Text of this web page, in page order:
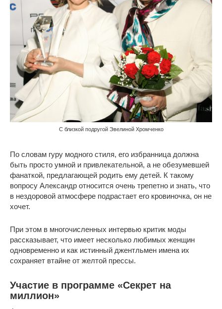
С близкой подругой Эвелиной Хромченко
По словам гуру модного стиля, его избранница должна
быть просто умной и привлекательной, а не обезумевшей
фанаткой, предлагающей родить ему детей. К такому
вопросу Александр относится очень трепетно и знать, что
в нездоровой атмосфере подрастает его кровиночка, он не
хочет.
При этом в многочисленных интервью критик моды
рассказывает, что имеет несколько любимых женщин
одновременно и как истинный джентльмен имена их
сохраняет втайне от желтой прессы.
Участие в программе «Секрет на
миллион»